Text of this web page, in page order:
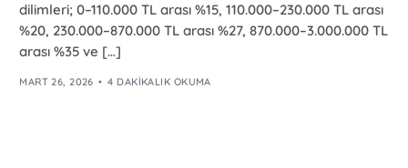
dilimleri; 0–110.000 TL arası %15, 110.000–230.000 TL arası
%20, 230.000–870.000 TL arası %27, 870.000–3.000.000 TL
arası %35 ve […]
MART 26, 2026 4 DAKIKALIK OKUMA